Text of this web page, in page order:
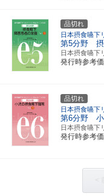
品切れ
日本摂食嚥下
第5分野 摂
日本摂食嚥
発行時参考
品切れ
日本摂食嚥下
第6分野 小
日本摂食嚥
発行時参考